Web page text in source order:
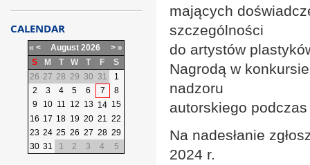
mających
szczególności
do artystów
Nagrodą w
nadzoru
autorskiego
Na nadesłanie
2024 r.
CALENDAR
« < August 2026 > »
S
M T W T F
S
26 27 28 29 30 31
1
2
3 4 5 6 7
8
9
10 11 12 13 14 15
16 17 18 19 20 21 22
23 24 25 26 27 28 29
30 31 1 2 3 4 5